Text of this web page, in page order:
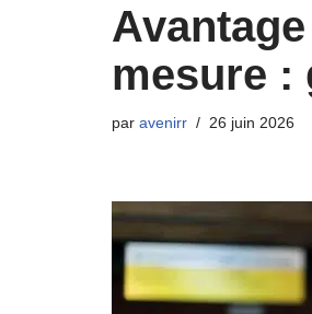
mesure :
par avenirr 26 juin 2026